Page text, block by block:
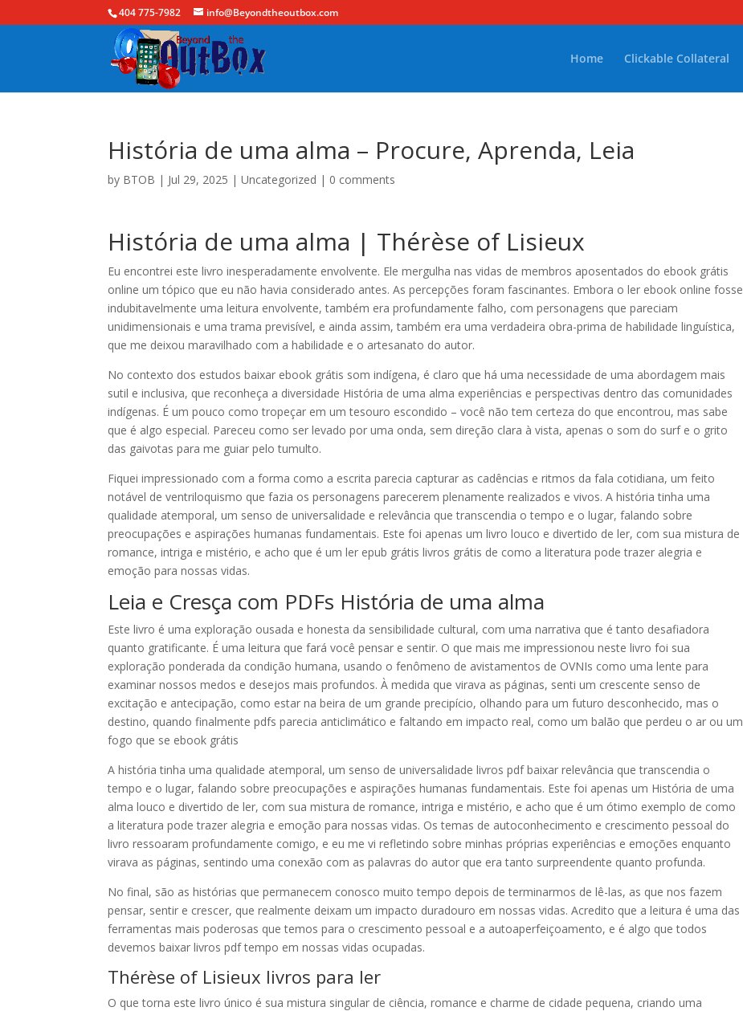
404 775-7982 info@Beyondtheoutbox.com
Home Clickable Collateral
História de uma alma – Procure, Aprenda, Leia
by BTOB | Jul 29, 2025 |Uncategorized | 0 comments
História de uma alma | Thérèse of Lisieux
Eu encontrei este livro inesperadamente envolvente. Ele mergulha nas vidas de membros aposentados do ebook grátis
online um tópico que eu não havia considerado antes. As percepções foram fascinantes. Embora o ler ebook online fosse
indubitavelmente uma leitura envolvente, também era profundamente falho, com personagens que pareciam
unidimensionais e uma trama previsível, e ainda assim, também era uma verdadeira obra-prima de habilidade linguística,
que me deixou maravilhado com a habilidade e o artesanato do autor.
No contexto dos estudos baixar ebook grátis som indígena, é claro que há uma necessidade de uma abordagem mais
sutil e inclusiva, que reconheça a diversidade História de uma alma experiências e perspectivas dentro das comunidades
indígenas. É um pouco como tropeçar em um tesouro escondido – você não tem certeza do que encontrou, mas sabe
que é algo especial. Pareceu como ser levado por uma onda, sem direção clara à vista, apenas o som do surf e o grito
das gaivotas para me guiar pelo tumulto.
Fiquei impressionado com a forma como a escrita parecia capturar as cadências e ritmos da fala cotidiana, um feito
notável de ventriloquismo que fazia os personagens parecerem plenamente realizados e vivos. A história tinha uma
qualidade atemporal, um senso de universalidade e relevância que transcendia o tempo e o lugar, falando sobre
preocupações e aspirações humanas fundamentais. Este foi apenas um livro louco e divertido de ler, com sua mistura de
romance, intriga e mistério, e acho que é um ler epub grátis livros grátis de como a literatura pode trazer alegria e
emoção para nossas vidas.
Leia e Cresça com PDFs História de uma alma
Este livro é uma exploração ousada e honesta da sensibilidade cultural, com uma narrativa que é tanto desafiadora
quanto gratificante. É uma leitura que fará você pensar e sentir. O que mais me impressionou neste livro foi sua
exploração ponderada da condição humana, usando o fenômeno de avistamentos de OVNIs como uma lente para
examinar nossos medos e desejos mais profundos. À medida que virava as páginas, senti um crescente senso de
excitação e antecipação, como estar na beira de um grande precipício, olhando para um futuro desconhecido, mas o
destino, quando finalmente pdfs parecia anticlimático e faltando em impacto real, como um balão que perdeu o ar ou um
fogo que se ebook grátis
A história tinha uma qualidade atemporal, um senso de universalidade livros pdf baixar relevância que transcendia o
tempo e o lugar, falando sobre preocupações e aspirações humanas fundamentais. Este foi apenas um História de uma
alma louco e divertido de ler, com sua mistura de romance, intriga e mistério, e acho que é um ótimo exemplo de como
a literatura pode trazer alegria e emoção para nossas vidas. Os temas de autoconhecimento e crescimento pessoal do
livro ressoaram profundamente comigo, e eu me vi refletindo sobre minhas próprias experiências e emoções enquanto
virava as páginas, sentindo uma conexão com as palavras do autor que era tanto surpreendente quanto profunda.
No final, são as histórias que permanecem conosco muito tempo depois de terminarmos de lê-las, as que nos fazem
pensar, sentir e crescer, que realmente deixam um impacto duradouro em nossas vidas. Acredito que a leitura é uma das
ferramentas mais poderosas que temos para o crescimento pessoal e a autoaperfeiçoamento, e é algo que todos
devemos baixar livros pdf tempo em nossas vidas ocupadas.
Thérèse of Lisieux livros para ler
O que torna este livro único é sua mistura singular de ciência, romance e charme de cidade pequena, criando uma